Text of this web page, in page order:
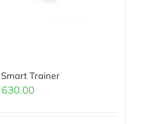
Trainer
630.00